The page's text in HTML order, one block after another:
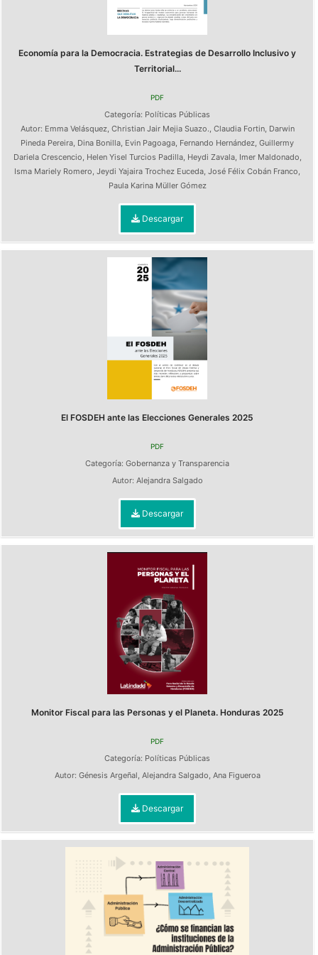
Economía para la Democracia. Estrategias de Desarrollo Inclusivo y
Territorial...
PDF
Categoría: Políticas Públicas
Autor: Emma Velásquez, Christian Jair Mejia Suazo., Claudia Fortin, Darwin
Pineda Pereira, Dina Bonilla, Evin Pagoaga, Fernando Hernández, Guillermy
Dariela Crescencio, Helen Yisel Turcios Padilla, Heydi Zavala, Imer Maldonado,
Isma Mariely Romero, Jeydi Yajaira Trochez Euceda, José Félix Cobán Franco,
Paula Karina Müller Gómez
Descargar
El FOSDEH ante las Elecciones Generales 2025
PDF
Categoría: Gobernanza y Transparencia
Autor: Alejandra Salgado
Descargar
Monitor Fiscal para las Personas y el Planeta. Honduras 2025
PDF
Categoría: Políticas Públicas
Autor: Génesis Argeñal, Alejandra Salgado, Ana Figueroa
Descargar